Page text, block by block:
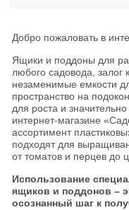
Добро пожаловать в
Ящики и поддоны для
любого садовода, залог
незаменимые емкости
пространство на
для роста и
интернет-магазине
ассортимент
подходят для
от томатов и перцев до
Использование
ящиков и поддонов –
осознанный шаг к